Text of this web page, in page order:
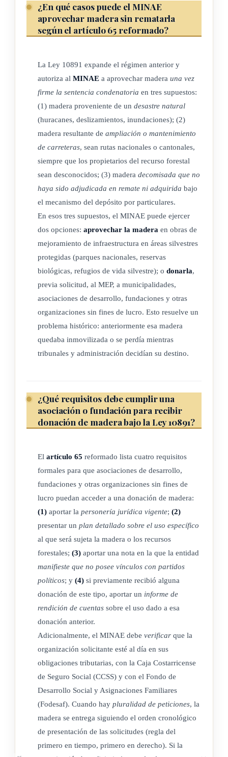
¿En qué casos puede el MINAE
aprovechar madera sin rematarla
según el artículo 65 reformado?
La Ley 10891 expande el régimen anterior y
autoriza al MINAE a aprovechar madera una vez
firme la sentencia condenatoria en tres supuestos:
(1) madera proveniente de un desastre natural
(huracanes, deslizamientos, inundaciones); (2)
madera resultante de ampliación o mantenimiento
de carreteras, sean rutas nacionales o cantonales,
siempre que los propietarios del recurso forestal
sean desconocidos; (3) madera decomisada que no
haya sido adjudicada en remate ni adquirida bajo
el mecanismo del depósito por particulares.
En esos tres supuestos, el MINAE puede ejercer
dos opciones: aprovechar la madera en obras de
mejoramiento de infraestructura en áreas silvestres
protegidas (parques nacionales, reservas
biológicas, refugios de vida silvestre); o donarla,
previa solicitud, al MEP, a municipalidades,
asociaciones de desarrollo, fundaciones y otras
organizaciones sin fines de lucro. Esto resuelve un
problema histórico: anteriormente esa madera
quedaba inmovilizada o se perdía mientras
tribunales y administración decidían su destino.
¿Qué requisitos debe cumplir una
asociación o fundación para recibir
donación de madera bajo la Ley 10891?
El artículo 65 reformado lista cuatro requisitos
formales para que asociaciones de desarrollo,
fundaciones y otras organizaciones sin fines de
lucro puedan acceder a una donación de madera:
(1) aportar la personería jurídica vigente; (2)
presentar un plan detallado sobre el uso específico
al que será sujeta la madera o los recursos
forestales; (3) aportar una nota en la que la entidad
manifieste que no posee vínculos con partidos
políticos; y (4) si previamente recibió alguna
donación de este tipo, aportar un informe de
rendición de cuentas sobre el uso dado a esa
donación anterior.
Adicionalmente, el MINAE debe verificar que la
organización solicitante esté al día en sus
obligaciones tributarias, con la Caja Costarricense
de Seguro Social (CCSS) y con el Fondo de
Desarrollo Social y Asignaciones Familiares
(Fodesaf). Cuando hay pluralidad de peticiones, la
madera se entrega siguiendo el orden cronológico
de presentación de las solicitudes (regla del
primero en tiempo, primero en derecho). Si la